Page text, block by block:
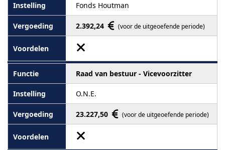
Fonds Houtman
2.392,24 (voor de uitgeoefende periode)
Raad van bestuur - Vicevoorzitter
O.N.E.
23.227,50 (voor de uitgeoefende periode)